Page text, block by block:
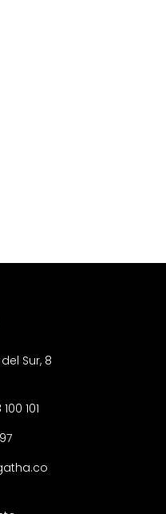
Sur, 8
101